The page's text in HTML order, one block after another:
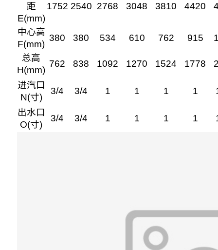
距
E(mm)
1752 2540 2768 3048 3810 4420
中心高
F(mm)
380 380 534 610 762 915
总高
H(mm)
762 838 1092 1270 1524 1778
进汽口
N(寸)
3/4 3/4 1 1 1 1
出水口
O(寸)
3/4 3/4 1 1 1 1